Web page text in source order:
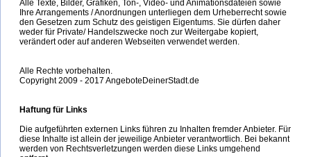
Alle Texte, Bilder, Grafiken, Ton-, Video- und Animationsdateien sowie
Ihre Arrangements / Anordnungen unterliegen dem Urheberrecht sowie
den Gesetzen zum Schutz des geistigen Eigentums. Sie dürfen daher
weder für Private/ Handelszwecke noch zur Weitergabe kopiert,
verändert oder auf anderen Webseiten verwendet werden.
Alle Rechte vorbehalten.
Copyright 2009 - 2017 AngeboteDeinerStadt.de
Haftung für Links
Die aufgeführten externen Links führen zu Inhalten fremder Anbieter. Für
diese Inhalte ist allein der jeweilige Anbieter verantwortlich. Bei bekannt
werden von Rechtsverletzungen werden diese Links umgehend